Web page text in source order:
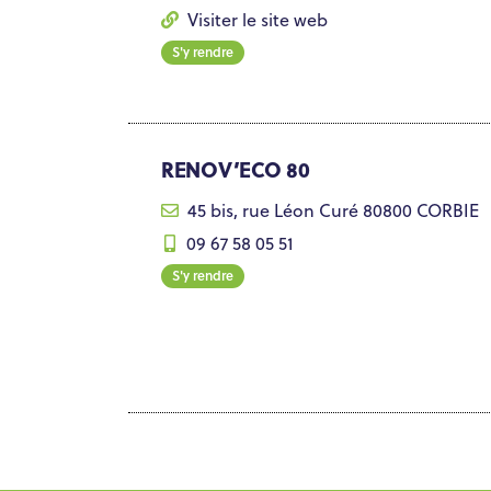
Visiter le site web
S'y rendre
RENOV’ECO 80
45 bis, rue Léon Curé 80800 CORBIE
09 67 58 05 51
S'y rendre